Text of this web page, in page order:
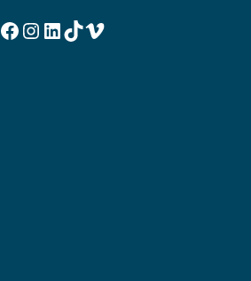
Facebook
Instagram
LinkedIn
TikTokVimeo